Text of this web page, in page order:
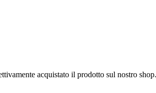
acquistato il prodotto sul nostro